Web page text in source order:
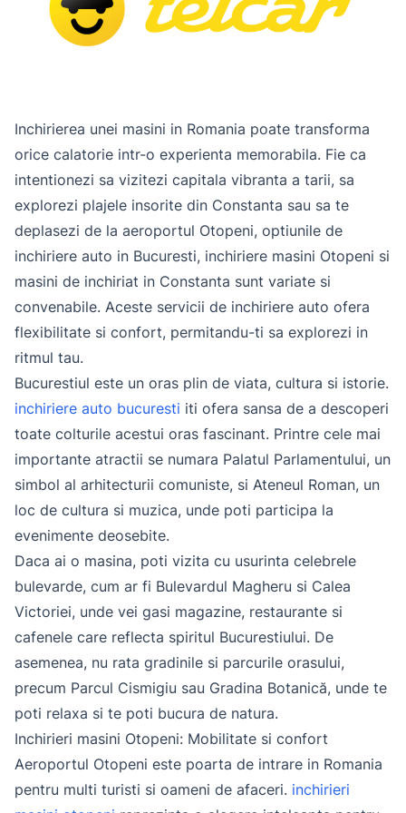
Inchirierea unei masini in Romania poate transforma
orice calatorie intr-o experienta memorabila. Fie ca
intentionezi sa vizitezi capitala vibranta a tarii, sa
explorezi plajele insorite din Constanta sau sa te
deplasezi de la aeroportul Otopeni, optiunile de
inchiriere auto in Bucuresti, inchiriere masini Otopeni si
masini de inchiriat in Constanta sunt variate si
convenabile. Aceste servicii de inchiriere auto ofera
flexibilitate si confort, permitandu-ti sa explorezi in
ritmul tau.
Bucurestiul este un oras plin de viata, cultura si istorie.
inchiriere auto bucuresti iti ofera sansa de a descoperi
toate colturile acestui oras fascinant. Printre cele mai
importante atractii se numara Palatul Parlamentului, un
simbol al arhitecturii comuniste, si Ateneul Roman, un
loc de cultura si muzica, unde poti participa la
evenimente deosebite.
Daca ai o masina, poti vizita cu usurinta celebrele
bulevarde, cum ar fi Bulevardul Magheru si Calea
Victoriei, unde vei gasi magazine, restaurante si
cafenele care reflecta spiritul Bucurestiului. De
asemenea, nu rata gradinile si parcurile orasului,
precum Parcul Cismigiu sau Gradina Botanică, unde te
poti relaxa si te poti bucura de natura.
Inchirieri masini Otopeni: Mobilitate si confort
Aeroportul Otopeni este poarta de intrare in Romania
pentru multi turisti si oameni de afaceri. inchirieri